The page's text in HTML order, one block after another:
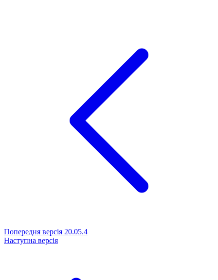
Попередня версія 20.05.4
Наступна версія